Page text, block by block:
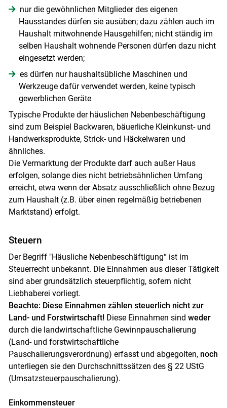
Skip to main content
nur die gewöhnlichen Mitglieder des eigenen
Hausstandes dürfen sie ausüben; dazu zählen auch im
Haushalt mitwohnende Hausgehilfen; nicht ständig im
selben Haushalt wohnende Personen dürfen dazu nicht
eingesetzt werden;
es dürfen nur haushaltsübliche Maschinen und
Werkzeuge dafür verwendet werden, keine typisch
gewerblichen Geräte
Typische Produkte der häuslichen Nebenbeschäftigung
sind zum Beispiel Backwaren, bäuerliche Kleinkunst- und
Handwerksprodukte, Strick- und Häckelwaren und
ähnliches.
Die Vermarktung der Produkte darf auch außer Haus
erfolgen, solange dies nicht betriebsähnlichen Umfang
erreicht, etwa wenn der Absatz ausschließlich ohne Bezug
zum Haushalt (z.B. über einen regelmäßig betriebenen
Marktstand) erfolgt.
Steuern
Der Begriff "Häusliche Nebenbeschäftigung“ ist im
Steuerrecht unbekannt. Die Einnahmen aus dieser Tätigkeit
sind aber grundsätzlich steuerpflichtig, sofern nicht
Liebhaberei vorliegt.
Beachte: Diese Einnahmen zählen steuerlich nicht zur
Land- und Forstwirtschaft! Diese Einnahmen sind weder
durch die landwirtschaftliche Gewinnpauschalierung
(Land- und forstwirtschaftliche
Pauschalierungsverordnung) erfasst und abgegolten, noch
unterliegen sie den Durchschnittssätzen des § 22 UStG
(Umsatzsteuerpauschalierung).
Einkommensteuer